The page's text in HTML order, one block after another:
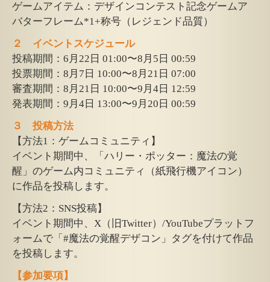
ゲームアイテム：デザインコンテスト記念ゲームア
バターフレーム*1+称号（レジェンド品質）
２ イベントスケジュール
投稿期間：6月22日 01:00〜8月5日 00:59
投票期間：8月7日 10:00〜8月21日 07:00
審査期間：8月21日 10:00〜9月4日 12:59
発表期間：9月4日 13:00〜9月20日 00:59
３ 投稿方法
【方法1：ゲームコミュニティ】
イベント期間中、「ハリー・ポッター：魔法の覚
醒」のゲーム内コミュニティ（紙飛行機アイコン）
に作品を投稿します。
【方法2：SNS投稿】
イベント期間中、X（旧Twitter）/YouTubeプラットフ
ォームで「#魔法の覚醒デザコン」タグを付けて作品
を投稿します。
【参加要項】